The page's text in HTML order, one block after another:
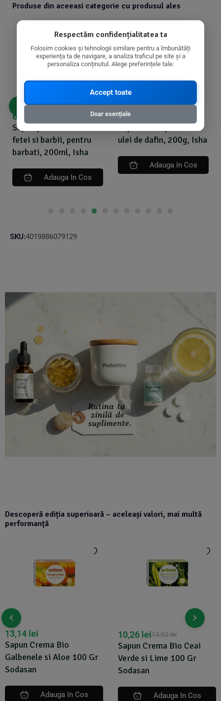
Produse din aceeasi categorie cu produsul ales
Sapun de alep cu 40%
ulei de dafin, 200g, Isha
47,83
bicarbonat de sodiu
Dr.Soda
22,56
SKU:4019886079129
Descoperă ediția superioară – aceleași valori, mai multă
performanță
Sapun Crema Bio Ceai
Verde si Lime 100 Gr
Sodasan
10,26 lei
Adauga In Cos
Sapun Crema Bio
Lemongrass si Ghimbir
100 Gr Sodasan
13,14 lei
Adauga In Cos
Respectăm confidențialitatea ta
Folosim cookies și tehnologii similare pentru a îmbunătăți
experiența ta de navigare, a analiza traficul pe site și a
personaliza conținutul. Alege preferințele tale:
Accept toate
Doar esențiale